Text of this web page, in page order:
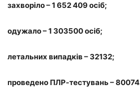
захворіло – 1 652 409 осіб;
одужало – 1 303500 осіб;
летальних випадків – 32132;
проведено ПЛР-тестувань –